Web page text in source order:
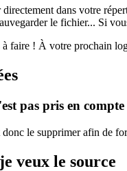
directement dans votre
le fichier... Si
faire ! À votre prochain
pas pris en compte
donc le supprimer afin de
veux le source